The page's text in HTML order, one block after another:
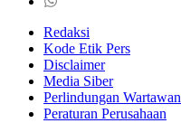
Redaksi
Kode Etik Pers
Disclaimer
Media Siber
Perlindungan Wartawan
Peraturan Perusahaan